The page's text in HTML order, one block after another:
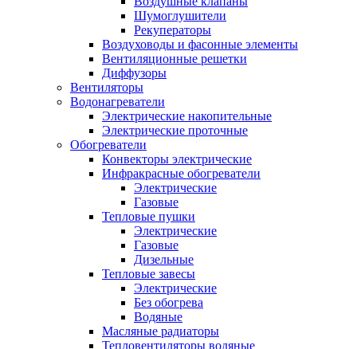
Шумоглушители
Рекуператоры
Воздуховоды и фасонные элементы
Вентиляционные решетки
Диффузоры
Вентиляторы
Водонагреватели
Электрические накопительные
Электрические проточные
Обогреватели
Конвекторы электрические
Инфракрасные обогреватели
Электрические
Газовые
Тепловые пушки
Электрические
Газовые
Дизельные
Тепловые завесы
Электрические
Без обогрева
Водяные
Масляные радиаторы
Тепловентиляторы водяные